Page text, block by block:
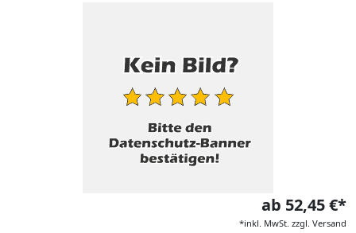
ab 52,45 €*
*inkl. MwSt. zzgl. Versand